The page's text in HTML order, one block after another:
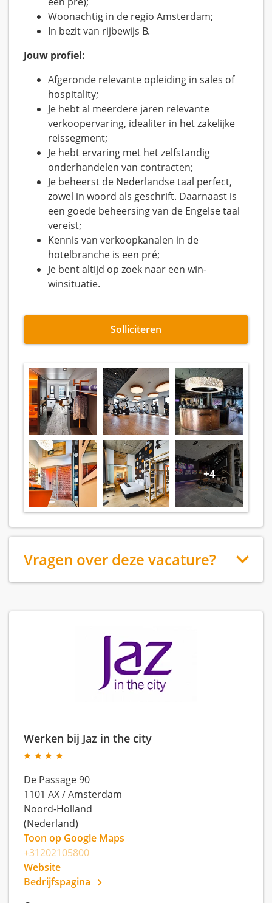
Woonachtig in de regio Amsterdam;
In bezit van rijbewijs B.
Jouw profiel:
Afgeronde relevante opleiding in sales of
hospitality;
Je hebt al meerdere jaren relevante
verkoopervaring, idealiter in het zakelijke
reissegment;
Je hebt ervaring met het zelfstandig
onderhandelen van contracten;
Je beheerst de Nederlandse taal perfect,
zowel in woord als geschrift. Daarnaast is
een goede beheersing van de Engelse taal
vereist;
Kennis van verkoopkanalen in de
hotelbranche is een pré;
Je bent altijd op zoek naar een win-
winsituatie.
Solliciteren
+4
Vragen over deze vacature?
Werken bij Jaz in the city
De Passage 90
1101 AX/Amsterdam
Noord-Holland
(Nederland)
Toon op Google Maps
+31202105800
Website
Bedrijfspagina